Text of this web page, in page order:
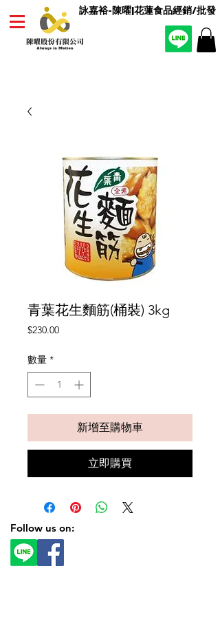
詠嘉裕-陳曜|花蓮食品經銷/批發
青葉花生麵筋(桶裝) 3kg
$230.00價
數量 *
新增至購物車
立即購買
Follow us on: